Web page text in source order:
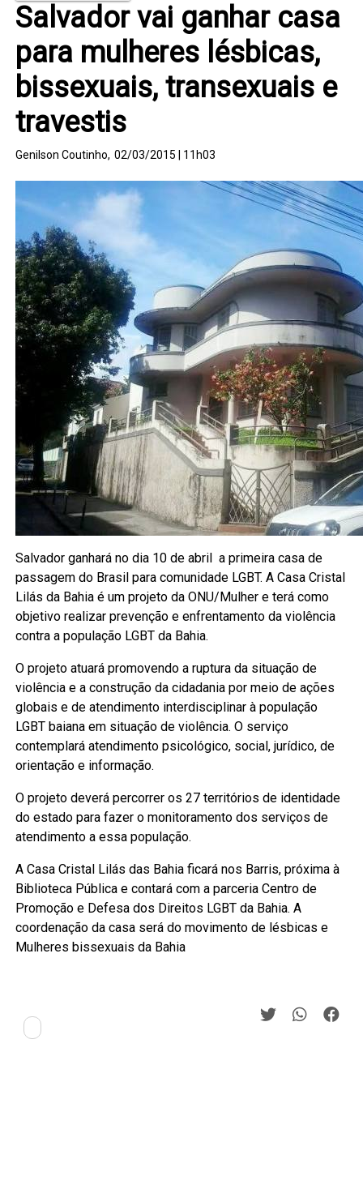
Salvador vai ganhar casa
para mulheres lésbicas,
bissexuais, transexuais e
travestis
Genilson Coutinho, 02/03/2015 | 11h03
Salvador ganhará no dia 10 de abril a primeira casa de
passagem do Brasil para comunidade LGBT. A Casa Cristal
Lilás da Bahia é um projeto da ONU/Mulher e terá como
objetivo realizar prevenção e enfrentamento da violência
contra a população LGBT da Bahia.
O projeto atuará promovendo a ruptura da situação de
violência e a construção da cidadania por meio de ações
globais e de atendimento interdisciplinar à população
LGBT baiana em situação de violência. O serviço
contemplará atendimento psicológico, social, jurídico, de
orientação e informação.
O projeto deverá percorrer os 27 territórios de identidade
do estado para fazer o monitoramento dos serviços de
atendimento a essa população.
A Casa Cristal Lilás das Bahia ficará nos Barris, próxima à
Biblioteca Pública e contará com a parceria Centro de
Promoção e Defesa dos Direitos LGBT da Bahia. A
coordenação da casa será do movimento de lésbicas e
Mulheres bissexuais da Bahia